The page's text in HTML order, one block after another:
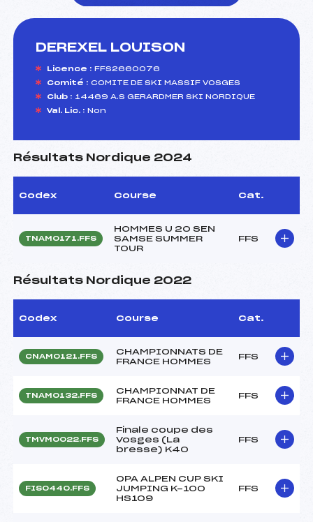
DEREXEL LOUISON
Licence : FFS2660076
Comité : COMITE DE SKI MASSIF VOSGES
Club : 14469 A.S GERARDMER SKI NORDIQUE
Val. Lic. : Non
Résultats Nordique 2024
Codex Course Cat.
TNAM0171.FFS
HOMMES U 20 SEN
SAMSE SUMMER
TOUR
FFS
Résultats Nordique 2022
Codex Course Cat.
CNAM0121.FFS
CHAMPIONNATS DE
FRANCE HOMMES
FFS
TNAM0132.FFS
CHAMPIONNAT DE
FRANCE HOMMES
FFS
TMVM0022.FFS
Finale coupe des
Vosges (La
bresse) K40
FFS
FIS0440.FFS
OPA ALPEN CUP SKI
JUMPING K-100
HS109
FFS